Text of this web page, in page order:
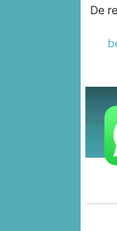
De